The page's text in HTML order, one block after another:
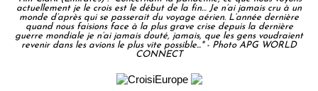
actuellement je le crois est le début de la fin… Je n’ai jamais cru à un
monde d’après qui se passerait du voyage aérien. L’année dernière
quand nous faisions face à la plus grave crise depuis la dernière
guerre mondiale je n’ai jamais douté, jamais, que les gens voudraient
revenir dans les avions le plus vite possible..." - Photo APG WORLD
CONNECT